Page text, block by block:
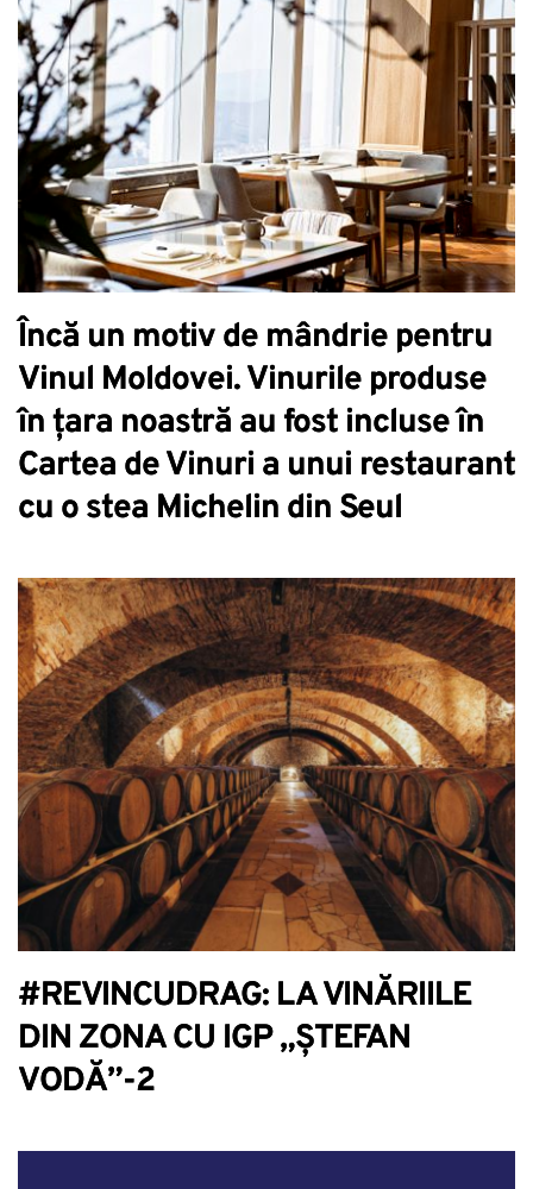
Încă un motiv de mândrie pentru
Vinul Moldovei. Vinurile produse
în țara noastră au fost incluse în
Cartea de Vinuri a unui restaurant
cu o stea Michelin din Seul
#REVINCUDRAG: LA VINĂRIILE
DIN ZONA CU IGP „ȘTEFAN
VODĂ”-2